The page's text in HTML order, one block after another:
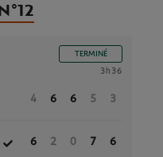
TERMINÉ
3h36
4 6 6 5 3
6 2 0 7 6